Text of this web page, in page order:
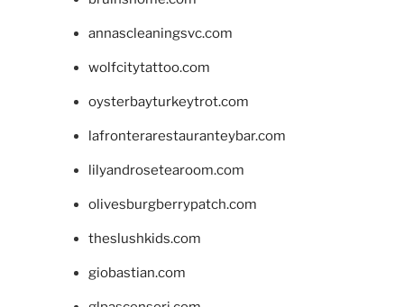
annascleaningsvc.com
wolfcitytattoo.com
oysterbayturkeytrot.com
lafronterarestauranteybar.com
lilyandrosetearoom.com
olivesburgberrypatch.com
theslushkids.com
giobastian.com